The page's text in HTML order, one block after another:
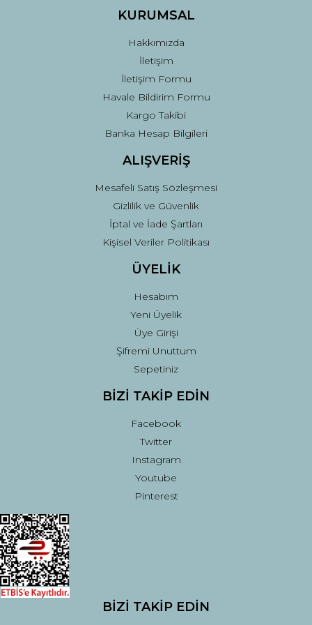
Ürün fiyatı diğer sitelerden daha pahalı.
Gönder
KURUMSAL
Hakkımızda
İletişim
İletişim Formu
Havale Bildirim Formu
Kargo Takibi
Banka Hesap Bilgileri
ALIŞVERİŞ
Mesafeli Satış Sözleşmesi
Gizlilik ve Güvenlik
İptal ve İade Şartları
Kişisel Veriler Politikası
ÜYELİK
Hesabım
Yeni Üyelik
Üye Girişi
Şifremi Unuttum
Sepetiniz
BİZİ TAKİP EDİN
Facebook
Twitter
Instagram
Youtube
Pinterest
BİZİ TAKİP EDİN